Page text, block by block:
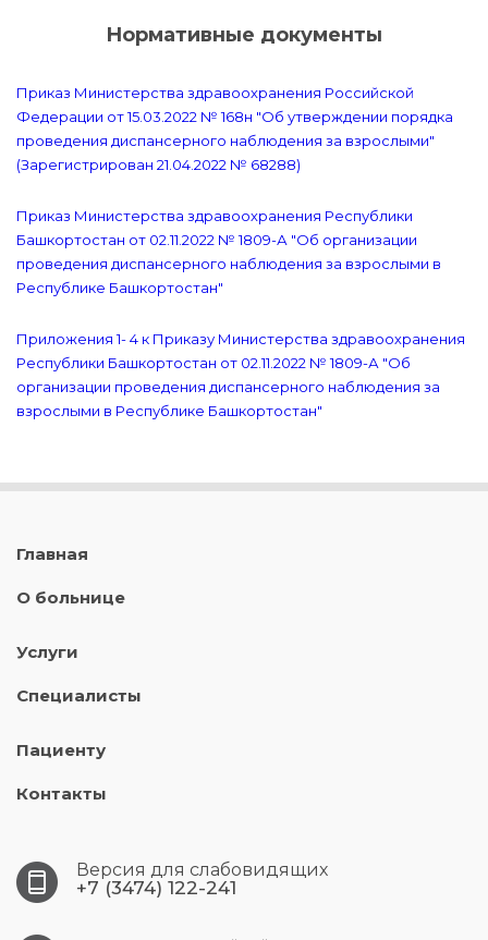
Нормативные документы
Приказ Министерства здравоохранения Российской
Федерации от 15.03.2022 № 168н "Об утверждении порядка
проведения диспансерного наблюдения за взрослыми"
(Зарегистрирован 21.04.2022 № 68288)
Приказ Министерства здравоохранения Республики
Башкортостан от 02.11.2022 № 1809-А "Об организации
проведения диспансерного наблюдения за взрослыми в
Республике Башкортостан"
Приложения 1- 4 к Приказу Министерства здравоохранения
Республики Башкортостан от 02.11.2022 № 1809-А "Об
организации проведения диспансерного наблюдения за
взрослыми в Республике Башкортостан"
Главная
О больнице
Услуги
Специалисты
Пациенту
Контакты
Версия для слабовидящих
+7 (3474) 122-241